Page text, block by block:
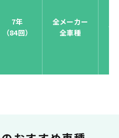
ジットカード決済、賢くポ
ト還元
7年
（84回）
全メーカー
全車種
全